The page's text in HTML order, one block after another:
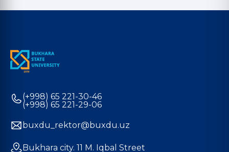
(+998) 65 221-30-46
(+998) 65 221-29-06
buxdu_rektor@buxdu.uz
Bukhara city. 11 M. Iqbal Street